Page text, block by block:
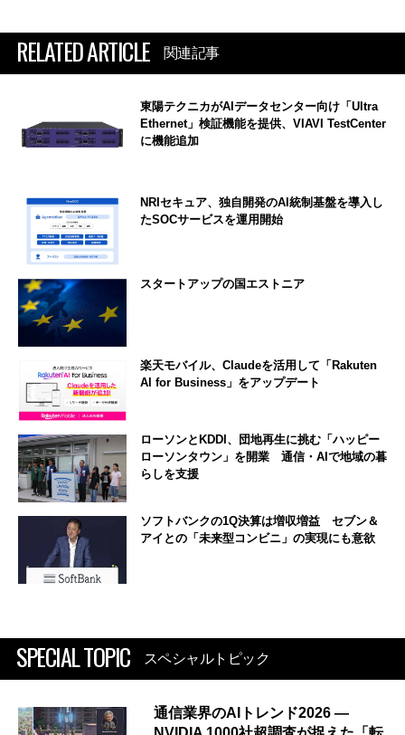
RELATED ARTICLE 関連記事
東陽テクニカがAIデータセンター向け「Ultra
Ethernet」検証機能を提供、VIAVI TestCenter
に機能追加
NRIセキュア、独自開発のAI統制基盤を導入し
たSOCサービスを運用開始
スタートアップの国エストニア
楽天モバイル、Claudeを活用して「Rakuten
AI for Business」をアップデート
ローソンとKDDI、団地再生に挑む「ハッピー
ローソンタウン」を開業 通信・AIで地域の暮
らしを支援
ソフトバンクの1Q決算は増収増益 セブン＆
アイとの「未来型コンビニ」の実現にも意欲
SPECIAL TOPIC スペシャルトピック
通信業界のAIトレンド2026 ―